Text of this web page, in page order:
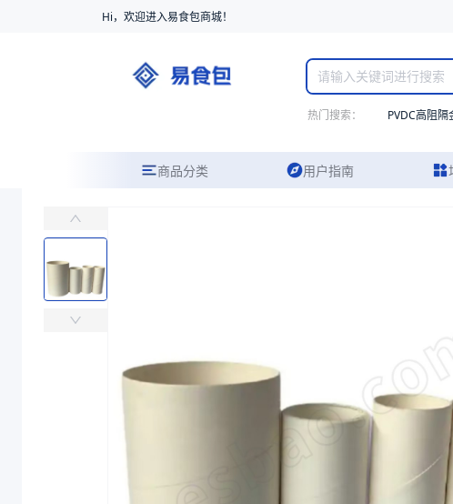
Hi，欢迎进入易食包商城！
热门搜索： PVDC高阻
商品分类 用户指南
易食包（EPAK）专注于纸管芯包装，提供详尽的规格参数、实物图片及报价参
￥13.3776 ~ ￥43.8163
商品参数
商品分类
15、10
500、270、360、300、250、280、275、330、650、